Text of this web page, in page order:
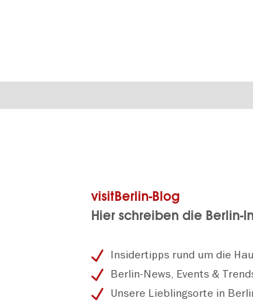
visitBerlin-Blog
Hier schreiben die Berlin-
Insidertipps rund um die
Berlin-News, Events &
Unsere Lieblingsorte in